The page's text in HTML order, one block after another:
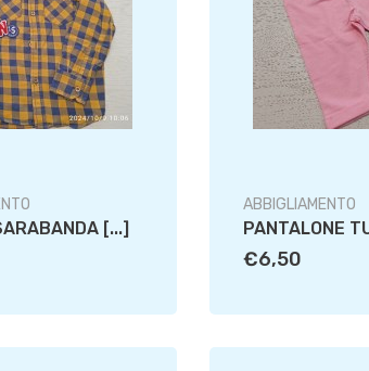
[...]
ABBIGLIAMENTO
PANTALONE
€6,50